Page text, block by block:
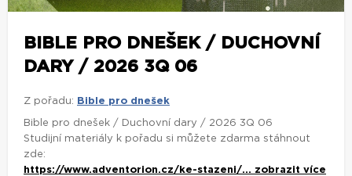
BIBLE PRO DNEŠEK / DUCHOVNÍ
DARY / 2026 3Q 06
Z pořadu: Bible pro dnešek
Bible pro dnešek / Duchovní dary / 2026 3Q 06
Studijní materiály k pořadu si můžete zdarma stáhnout
zde:
https://www.adventorion.cz/ke-stazeni/... zobrazit více